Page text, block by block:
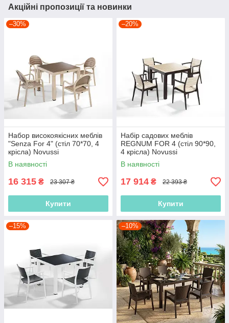
Акційні пропозиції та новинки
–30%
Набор високоякісних меблів
"Senza For 4" (стіл 70*70, 4
крісла) Novussi
В наявності
16 315 ₴ 23 307 ₴
Купити
–20%
Набір садових меблів
REGNUM FOR 4 (стіл 90*90,
4 крісла) Novussi
В наявності
17 914 ₴ 22 393 ₴
Купити
–15% –10%